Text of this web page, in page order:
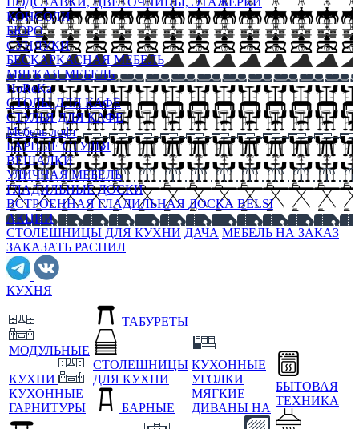
КОНСОЛИ
БЮРО
СУНДУКИ
БЕСКАРКАСНАЯ МЕБЕЛЬ
МЯГКАЯ МЕБЕЛЬ
HoReKa
СТОЛЫ ДЛЯ КАФЕ
СТУЛЬЯ ДЛЯ КАФЕ
Мебель лофт
БАРНЫЕ СТУЛЬЯ
ВЕШАЛКИ
УЛИЧНАЯ МЕБЕЛЬ
ГЛАДИЛЬНЫЕ ДОСКИ
ВСТРОЕННАЯ ГЛАДИЛЬНАЯ ДОСКА BELSI
АКЦИИ
СТОЛЕШНИЦЫ ДЛЯ КУХНИ ДАЧА МЕБЕЛЬ НА ЗАКАЗ
ЗАКАЗАТЬ РАСПИЛ
КУХНЯ
МОДУЛЬНЫЕ
КУХНИ
КУХОННЫЕ
ГАРНИТУРЫ
ТАБУРЕТЫ
СТОЛЕШНИЦЫ
ДЛЯ КУХНИ
БАРНЫЕ
КУХОННЫЕ
УГОЛКИ
МЯГКИЕ
ДИВАНЫ НА
БЫТОВАЯ
ТЕХНИКА